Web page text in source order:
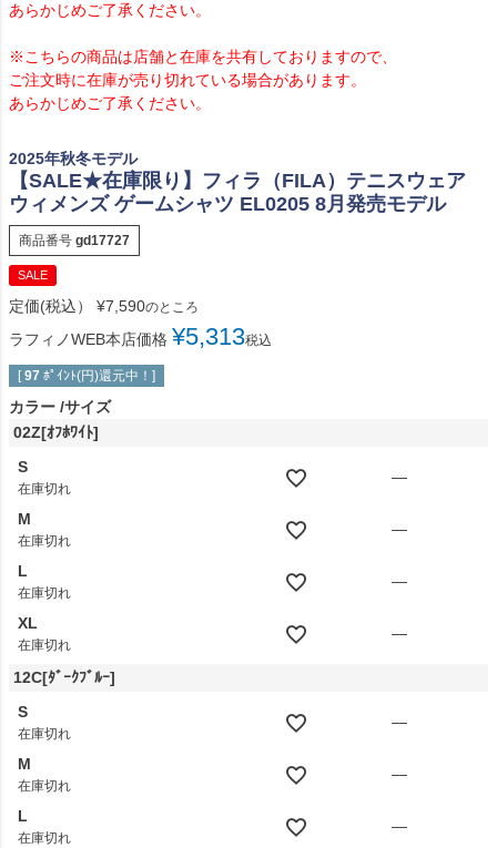
あらかじめご了承ください。
※こちらの商品は店舗と在庫を共有しておりますので、
ご注文時に在庫が売り切れている場合があります。
あらかじめご了承ください。
2025年秋冬モデル
【SALE★在庫限り】フィラ（FILA）テニスウェア
ウィメンズ ゲームシャツ EL0205 8月発売モデル
商品番号 gd17727
SALE
定価(税込） ¥7,590のところ
ラフィノWEB本店価格 ¥5,313税込
[ 97 ﾎﾟｲﾝﾄ(円)還元中！]
カラー サイズ
02Z[ｵﾌﾎﾜｲﾄ]
S
在庫切れ
—
M
在庫切れ
—
L
在庫切れ
—
XL
在庫切れ
—
12C[ﾀﾞｰｸﾌﾞﾙｰ]
S
在庫切れ
—
M
在庫切れ
—
L
在庫切れ
—